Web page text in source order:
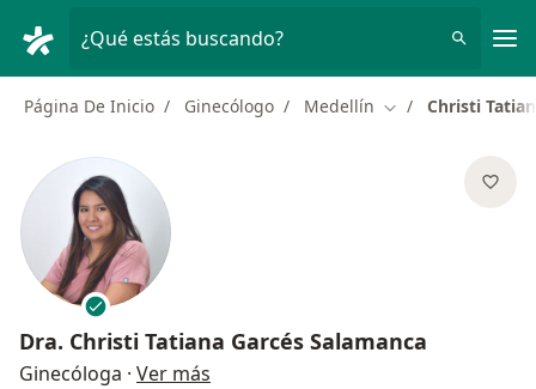
¿Qué estás buscando?
Página De Inicio Ginecólogo Medellín Cambiar de ciudad
Christi
Dra. Christi Tatiana Garcés Salamanca
Ginecóloga · Ver más